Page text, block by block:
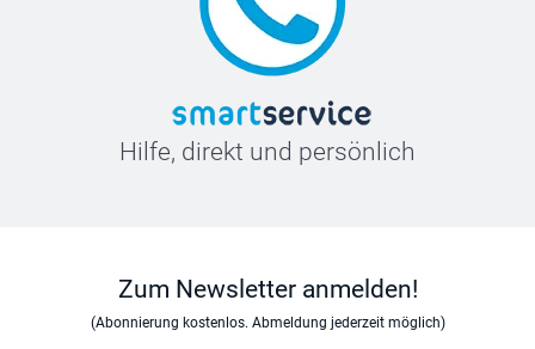
Hilfe, direkt und persönlich
Zum Newsletter anmelden!
(Abonnierung kostenlos. Abmeldung jederzeit möglich)